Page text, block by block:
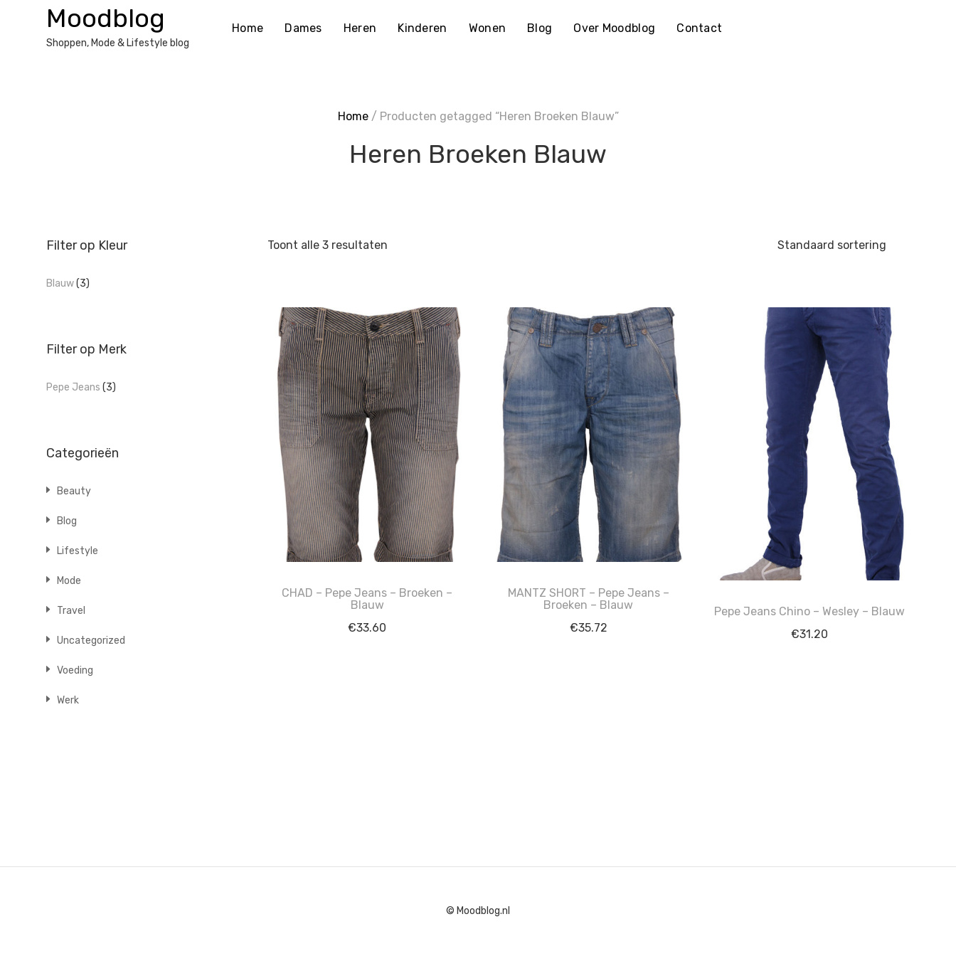
Moodblog
Shoppen, Mode & Lifestyle blog
Home Dames Heren Kinderen Wonen Blog Over Moodblog Contact
Home/ Producten getagged “Heren Broeken Blauw”
Heren Broeken Blauw
Toont alle 3 resultaten
CHAD – Pepe Jeans – Broeken –
Blauw
€33.60
MANTZ SHORT – Pepe Jeans –
Broeken – Blauw
€35.72
Pepe Jeans Chino – Wesley – Blauw
€31.20
Filter op Kleur
Blauw(3)
Filter op Merk
Pepe Jeans (3)
Categorieën
Beauty
Blog
Lifestyle
Mode
Travel
Uncategorized
Voeding
Werk
© Moodblog.nl